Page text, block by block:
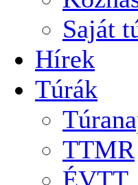
Saját
Hírek
Túrák
TTMR